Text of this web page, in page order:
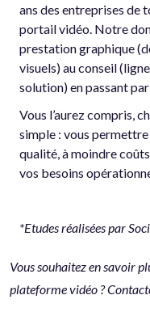
ans des entreprises de
portail vidéo. Notre
prestation graphique
visuels) au conseil
solution) en passant
Vous l’aurez compris,
simple : vous
qualité, à moindre
vos besoins
*Etudes réalisées par
Vous souhaitez en savoir
plateforme vidéo ?